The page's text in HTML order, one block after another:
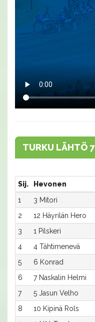
TURKU LÄHTÖ 7
Sij. Hevonen
1
3 Mitori
2
12 Häyrilän Hero
3
1 Pilskeri
4
4 Tähtimenevä
5
6 Konrad
6
7 Naskalin Helmi
7
5 Jasun Velho
8
10 Kipinä Rols